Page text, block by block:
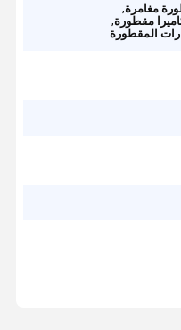
مغامرة,
مقطورة,
المقطورة